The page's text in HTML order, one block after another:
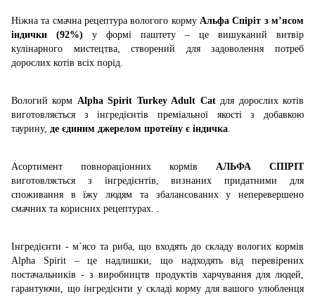
Ніжна та смачна рецептура вологого корму Альфа Спіріт з м’ясом
індички (92%) у формі паштету – це вишуканий витвір
кулінарного мистецтва, створений для задоволення потреб
дорослих котів всіх порід.
Вологий корм Alpha Spirit Turkey Adult Cat для дорослих котів
виготовляється з інгредієнтів преміальної якості з добавкою
таурину, де єдиним джерелом протеїну є індичка
Асортимент повнораціонних кормів АЛЬФА СПІРІТ
виготовляється з інгредієнтів, визнаних придатними для
споживання в їжу людям та збалансованих у неперевершено
смачних та корисних рецептурах. .
Інгредієнти - м`ясо та риба, що входять до складу вологих кормів
Alpha Spirit – це надлишки, що надходять від перевірених
постачальників - з виробництв продуктів харчування для людей,
гарантуючи, що інгредієнти у складі корму для вашого улюбленця